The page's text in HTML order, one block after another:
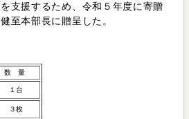
支援するため、令和５年度に寄贈
至本部長に贈呈した。
数 量
１台
３枚